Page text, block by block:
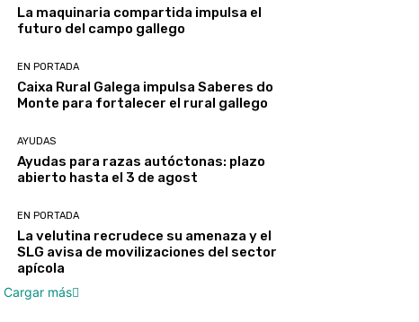
La maquinaria compartida impulsa el
futuro del campo gallego
EN PORTADA
Caixa Rural Galega impulsa Saberes do
Monte para fortalecer el rural gallego
AYUDAS
Ayudas para razas autóctonas: plazo
abierto hasta el 3 de agost
EN PORTADA
La velutina recrudece su amenaza y el
SLG avisa de movilizaciones del sector
apícola
Cargar más